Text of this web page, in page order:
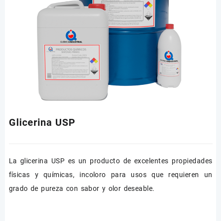
Glicerina USP
La glicerina USP es un producto de excelentes propiedades
físicas y químicas, incoloro para usos que requieren un
grado de pureza con sabor y olor deseable.